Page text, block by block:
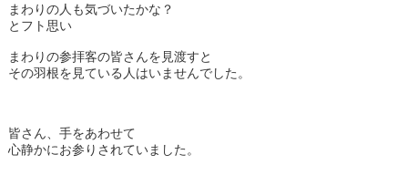
まわりの人も気づいたかな？
とフト思い
まわりの参拝客の皆さんを見渡すと
その羽根を見ている人はいませんでした。
皆さん、手をあわせて
心静かにお参りされていました。